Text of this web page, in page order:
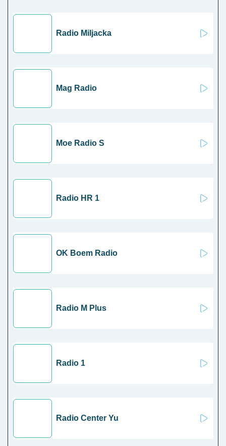
Radio Miljacka
Mag Radio
Moe Radio S
Radio HR 1
OK Boem Radio
Radio M Plus
Radio 1
Radio Center Yu